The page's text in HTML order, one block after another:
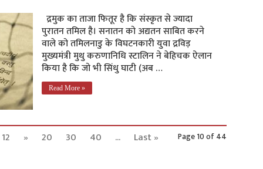
द्रमुक का ताजा फितूर है कि संस्कृत से ज्यादा
पुरातन तमिल है। सनातन को अद्यतन साबित करने
वाले को तमिलनाडु के विघटनकारी युवा द्रविड़
मुख्यमंत्री मुथु करुणानिधि स्टालिन ने बेहिचक ऐलान
किया है कि जो भी सिंधु घाटी (अब …
Read More »
Page 10 of 44
12 » 20 30 40 ... Last »